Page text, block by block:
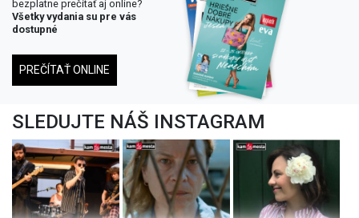
bezplatne prečítať aj online?
Všetky vydania su pre vás
dostupné
PREČÍTAŤ ONLINE
SLEDUJTE NÁŠ INSTAGRAM